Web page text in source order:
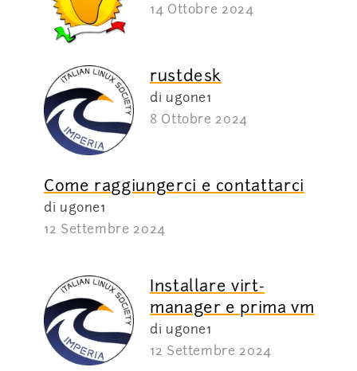
14 Ottobre 2024
rustdesk
di ugone1
8 Ottobre 2024
Come raggiungerci e contattarci
di ugone1
12 Settembre 2024
Installare virt-
manager e prima vm
di ugone1
12 Settembre 2024